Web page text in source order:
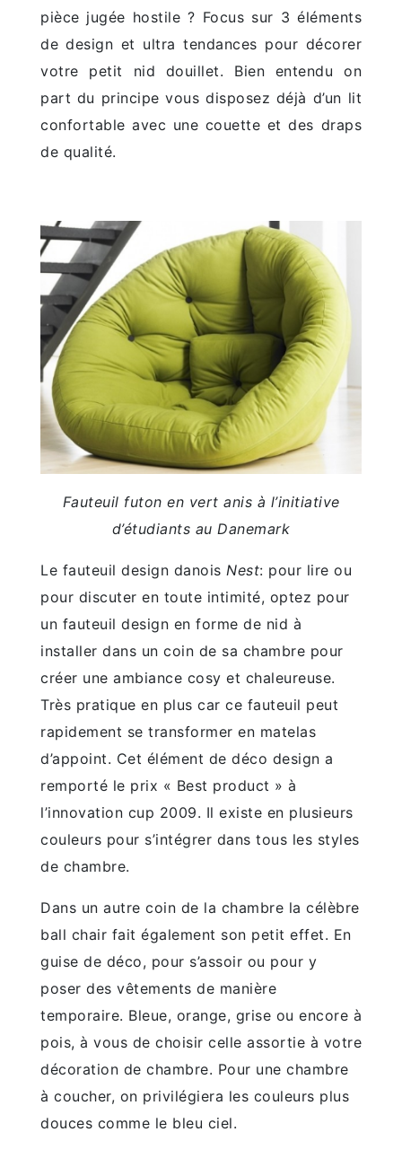
pièce jugée hostile ? Focus sur 3 éléments
de design et ultra tendances pour décorer
votre petit nid douillet. Bien entendu on
part du principe vous disposez déjà d’un lit
confortable avec une couette et des draps
de qualité.
Fauteuil futon en vert anis à l’initiative
d’étudiants au Danemark
Le fauteuil design danois Nest: pour lire ou
pour discuter en toute intimité, optez pour
un fauteuil design en forme de nid à
installer dans un coin de sa chambre pour
créer une ambiance cosy et chaleureuse.
Très pratique en plus car ce fauteuil peut
rapidement se transformer en matelas
d’appoint. Cet élément de déco design a
remporté le prix « Best product » à
l’innovation cup 2009. Il existe en plusieurs
couleurs pour s’intégrer dans tous les styles
de chambre.
Dans un autre coin de la chambre la célèbre
ball chair fait également son petit effet. En
guise de déco, pour s’assoir ou pour y
poser des vêtements de manière
temporaire. Bleue, orange, grise ou encore à
pois, à vous de choisir celle assortie à votre
décoration de chambre. Pour une chambre
à coucher, on privilégiera les couleurs plus
douces comme le bleu ciel.